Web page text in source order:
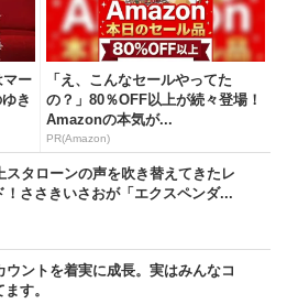
マー
き
「え、こんなセールやってた
の？」80％OFF以上が続々登場！
Amazonの本気が...
PR(Amazon)
スタローンの声を吹き替えてきたレ
！ささきいさおが「エクスペンダ...
ウントを着実に成長。実はみんなコ
す。